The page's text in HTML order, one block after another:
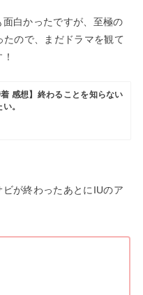
白かったですが、至極の
ので、まだドラマを観て
着 感想】終わることを知らない
。
が終わったあとにIUのア